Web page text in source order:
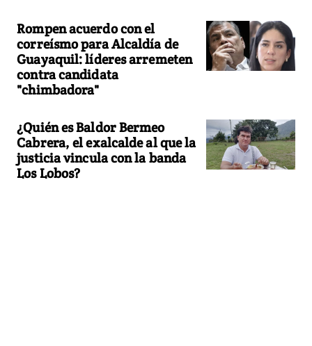
Rompen acuerdo con el
correísmo para Alcaldía de
Guayaquil: líderes arremeten
contra candidata
"chimbadora"
¿Quién es Baldor Bermeo
Cabrera, el exalcalde al que la
justicia vincula con la banda
Los Lobos?